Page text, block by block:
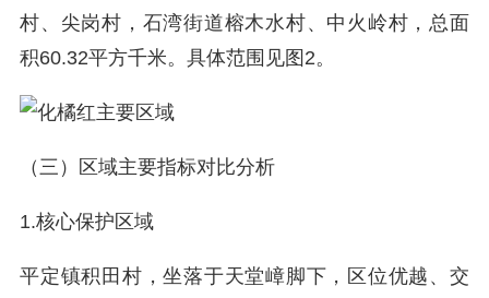
村、尖岗村，石湾街道榕木水村、中火岭村，总面
积60.32平方千米。具体范围见图2。
（三）区域主要指标对比分析
1.核心保护区域
平定镇积田村，坐落于天堂嶂脚下，区位优越、交